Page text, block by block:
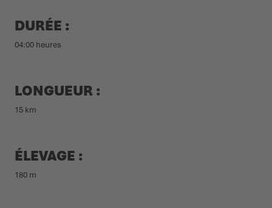
DURÉE :
04:00 heures
LONGUEUR :
15 km
ÉLEVAGE :
180 m